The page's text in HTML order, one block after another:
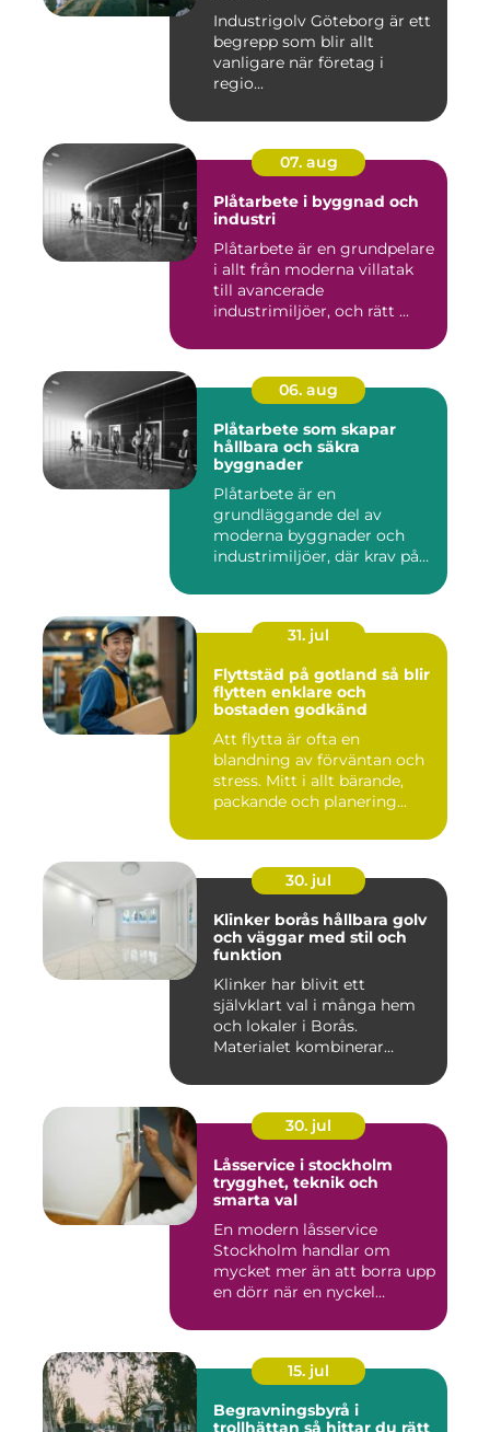
Industrigolv Göteborg är ett
begrepp som blir allt
vanligare när företag i
regio...
07. aug
Plåtarbete i byggnad och
industri
Plåtarbete är en grundpelare
i allt från moderna villatak
till avancerade
industrimiljöer, och rätt ...
06. aug
Plåtarbete som skapar
hållbara och säkra
byggnader
Plåtarbete är en
grundläggande del av
moderna byggnader och
industrimiljöer, där krav på
31. jul
Flyttstäd på gotland så blir
flytten enklare och
bostaden godkänd
Att flytta är ofta en
blandning av förväntan och
stress. Mitt i allt bärande,
packande och planering...
30. jul
Klinker borås hållbara golv
och väggar med stil och
funktion
Klinker har blivit ett
självklart val i många hem
och lokaler i Borås.
Materialet kombinerar
30. jul
Låsservice i stockholm
trygghet, teknik och
smarta val
En modern låsservice
Stockholm handlar om
mycket mer än att borra upp
en dörr när en nyckel
15. jul
Begravningsbyrå i
trollhättan så hittar du rätt